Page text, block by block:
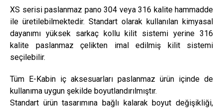
XS serisi paslanmaz pano 304 veya 316 kalite hammadde
ile üretilebilmektedir. Standart olarak kullanılan kimyasal
dayanımı yüksek sarkaç kollu kilit sistemi yerine 316
kalite paslanmaz çelikten imal edilmiş kilit sistemi
seçilebilir.
Tüm E-Kabin iç aksesuarları paslanmaz ürün içinde de
kullanıma uygun şekilde boyutlandırılmıştır.
Standart ürün tasarımına bağlı kalarak boyut değişikliği,